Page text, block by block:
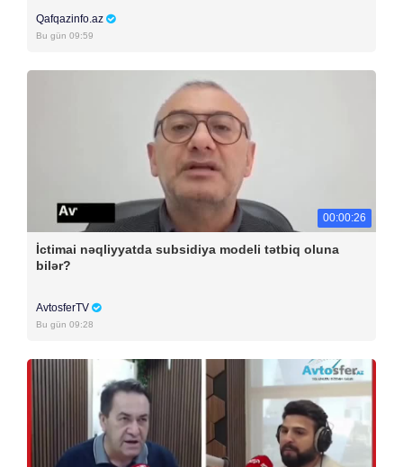
Qafqazinfo.az
Bu gün 09:59
00:00:26
İctimai nəqliyyatda subsidiya modeli tətbiq oluna
bilər?
AvtosferTV
Bu gün 09:28